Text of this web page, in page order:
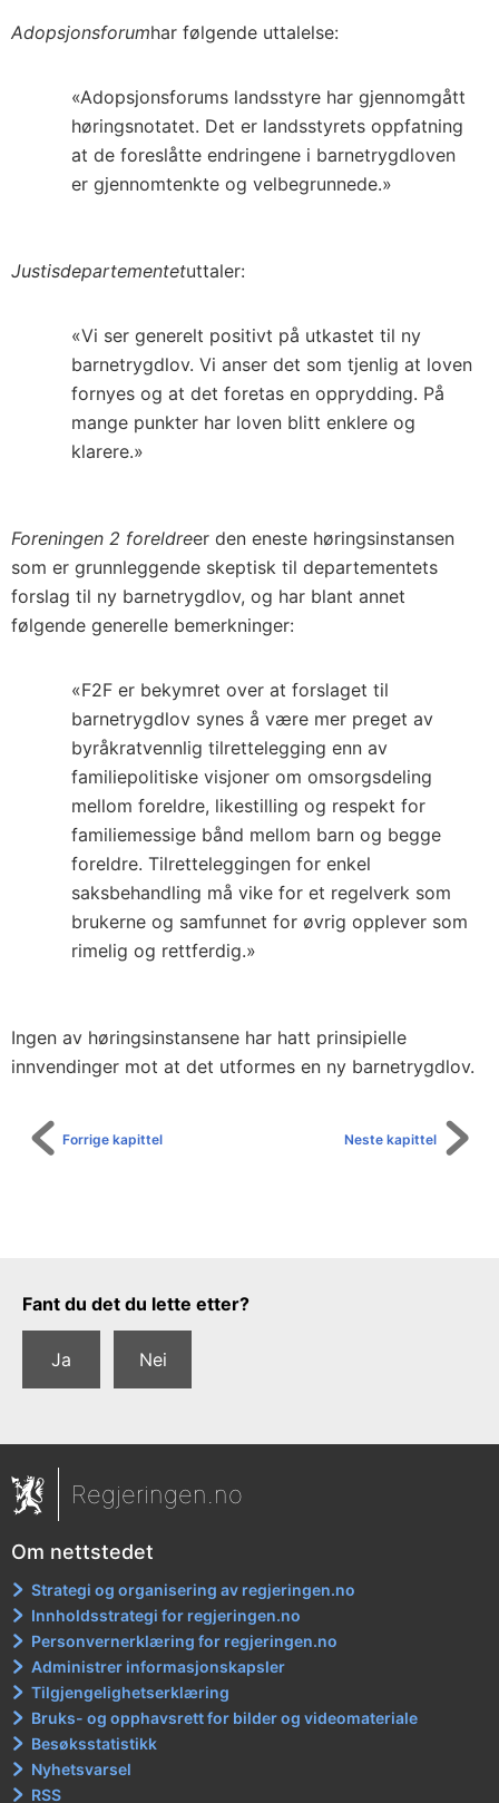
Adopsjonsforumhar følgende uttalelse:
«Adopsjonsforums landsstyre har gjennomgått
høringsnotatet. Det er landsstyrets oppfatning
at de foreslåtte endringene i barnetrygdloven
er gjennomtenkte og velbegrunnede.»
Justisdepartementetuttaler:
«Vi ser generelt positivt på utkastet til ny
barnetrygdlov. Vi anser det som tjenlig at loven
fornyes og at det foretas en opprydding. På
mange punkter har loven blitt enklere og
klarere.»
Foreningen 2 foreldreer den eneste høringsinstansen
som er grunnleggende skeptisk til departementets
forslag til ny barnetrygdlov, og har blant annet
følgende generelle bemerkninger:
«F2F er bekymret over at forslaget til
barnetrygdlov synes å være mer preget av
byråkratvennlig tilrettelegging enn av
familiepolitiske visjoner om omsorgsdeling
mellom foreldre, likestilling og respekt for
familiemessige bånd mellom barn og begge
foreldre. Tilretteleggingen for enkel
saksbehandling må vike for et regelverk som
brukerne og samfunnet for øvrig opplever som
rimelig og rettferdig.»
Ingen av høringsinstansene har hatt prinsipielle
innvendinger mot at det utformes en ny barnetrygdlov.
Neste kapittel
Forrige kapittel
Tilbakemeldingsskjema
Fant du det du lette etter?
Ja Nei
Regjeringen.no
Om nettstedet
Strategi og organisering av regjeringen.no
Innholdsstrategi for regjeringen.no
Personvernerklæring for regjeringen.no
Administrer informasjonskapsler
Tilgjengelighetserklæring
Bruks- og opphavsrett for bilder og videomateriale
Besøksstatistikk
Nyhetsvarsel
RSS